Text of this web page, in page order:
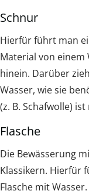
Schnur
Hierfür führt man
Material von einem
hinein. Darüber
Wasser, wie sie
(z. B. Schafwolle)
Flasche
Die Bewässerung
Klassikern. Hierfür
Flasche mit